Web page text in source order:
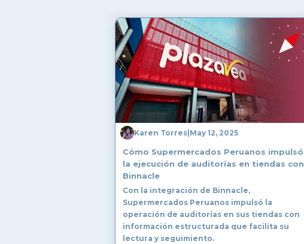
Karen Torres May 12, 2025
Cómo Supermercados Peruanos impulsó
la ejecución de auditorías en tiendas con
Binnacle
Con la integración de Binnacle,
Supermercados Peruanos impulsó la
operación de auditorías en sus tiendas con
información estructurada que facilita su
lectura y seguimiento.